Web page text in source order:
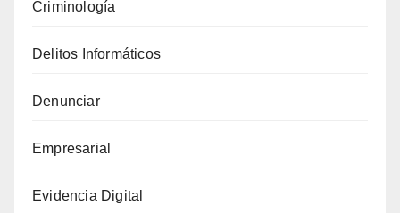
Criminología
Delitos Informáticos
Denunciar
Empresarial
Evidencia Digital